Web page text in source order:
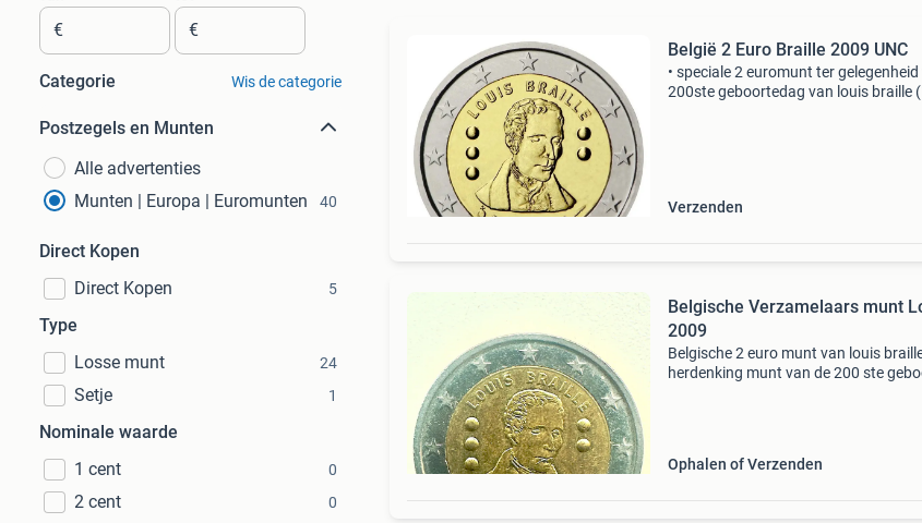
€ €
Categorie Wis de categorie
Postzegels en Munten
Alle advertenties
Munten | Europa | Euromunten
40
Direct Kopen
Direct Kopen
5
Type
Losse munt
24
Setje 1
Nominale waarde
1 cent
0
2 cent 0
België 2 Euro Braille 2009 UNC
• speciale 2 euromunt ter
200ste geboortedag van louis braille
Verzenden
Belgische Verzamelaars munt
2009
Belgische 2 euro munt van louis
herdenking munt van de 200 ste
Ophalen of Verzenden